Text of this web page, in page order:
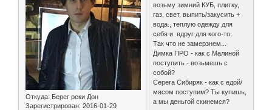
Откуда: Берег реки Дон
Зарегистрирован: 2016-01-29
возьму зимний КУБ, плитку,
газ, свет, выпить/закусить +
вода., теплую одежду для
себя и вдруг для кого-то..
Так что не замерзнем...
Димка ПРО - как с Малиной
поступить - возьмешь с
собой?
Серега Сибиряк - как с едой/
мясом поступим? Ты купишь,
а мы деньгой скинемся?